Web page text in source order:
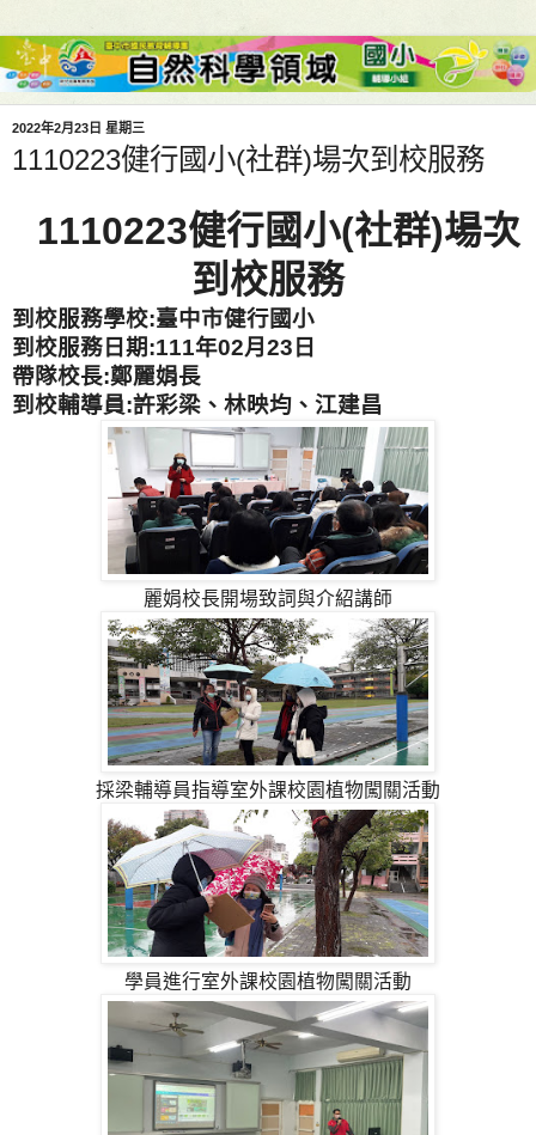
2022年2月23日 星期三
1110223健行國小(社群)場次到校服務
1110223健行國小(社群)場次
到校服務
到校服務學校:臺中市健行國小
到校服務日期:111年02月23日
帶隊校長:鄭麗娟長
到校輔導員:許彩梁、 林映均、江建昌
麗娟校長開場致詞與介紹講師
採梁輔導員指導室外課校園植物闖關活動
學員進行室外課校園植物闖關活動